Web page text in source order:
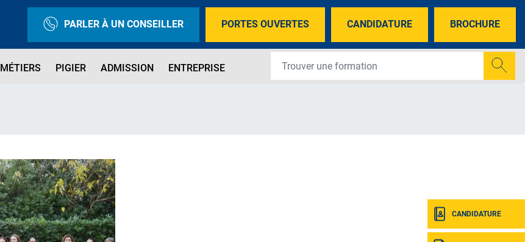
PARLER À UN CONSEILLER PORTES OUVERTES CANDIDATURE BROCHURE
MÉTIERS PIGIER ADMISSION ENTREPRISE
CANDIDATURE